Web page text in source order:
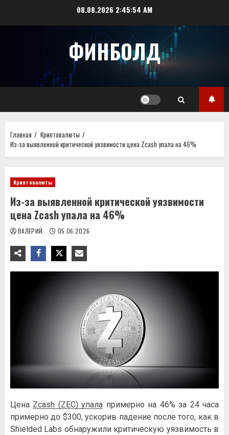
08.08.2026 2:45:54 AM
ФИНБОЛД
Главная
Криптовалюты
Из-за выявленной критической уязвимости цена Zcash упала на 46%
Криптовалюты
Из-за выявленной критической уязвимости
цена Zcash упала на 46%
ВАЛЕРИЙ 05.06.2026
Цена Zcash (ZEC) упала примерно на 46% за 24 часа
примерно до $300, ускорив падение после того, как в
Shielded Labs обнаружили критическую уязвимость в